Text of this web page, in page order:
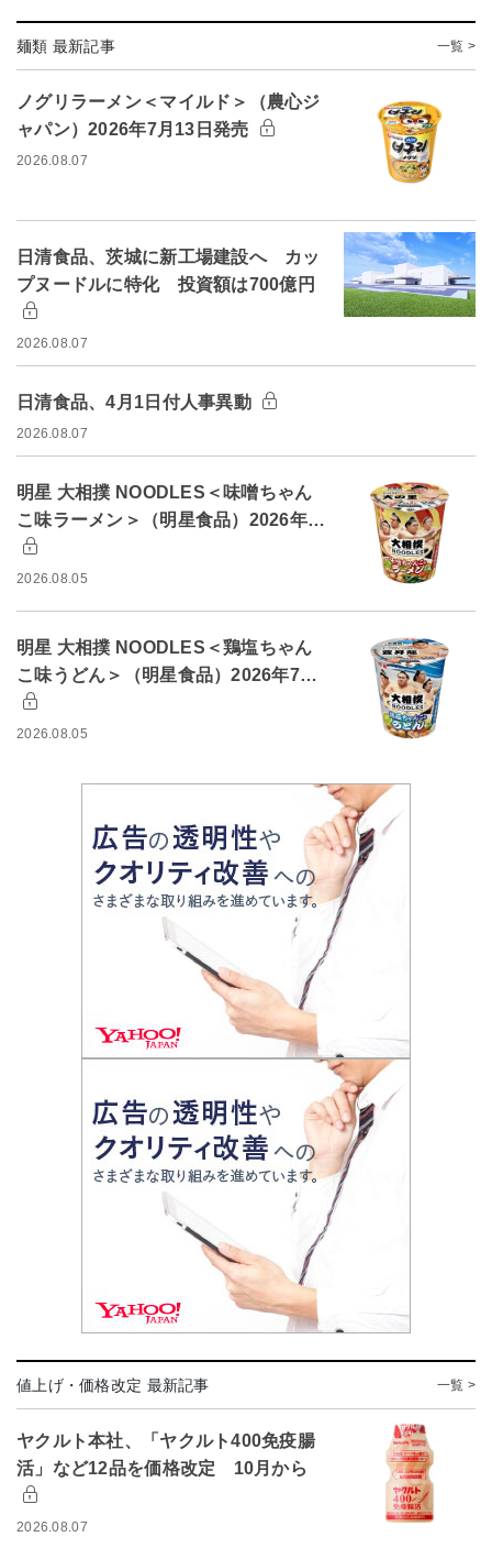
麺類 最新記事 一覧 >
ノグリラーメン＜マイルド＞（農心ジ
ャパン）2026年7月13日発売
2026.08.07
日清食品、茨城に新工場建設へ カッ
プヌードルに特化 投資額は700億円
2026.08.07
日清食品、4月1日付人事異動
2026.08.07
明星 大相撲 NOODLES＜味噌ちゃん
こ味ラーメン＞（明星食品）2026年…
2026.08.05
明星 大相撲 NOODLES＜鶏塩ちゃん
こ味うどん＞（明星食品）2026年7…
2026.08.05
値上げ・価格改定 最新記事 一覧 >
ヤクルト本社、「ヤクルト400免疫腸
活」など12品を価格改定 10月から
2026.08.07